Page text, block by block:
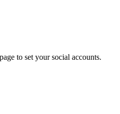
to set your social accounts.